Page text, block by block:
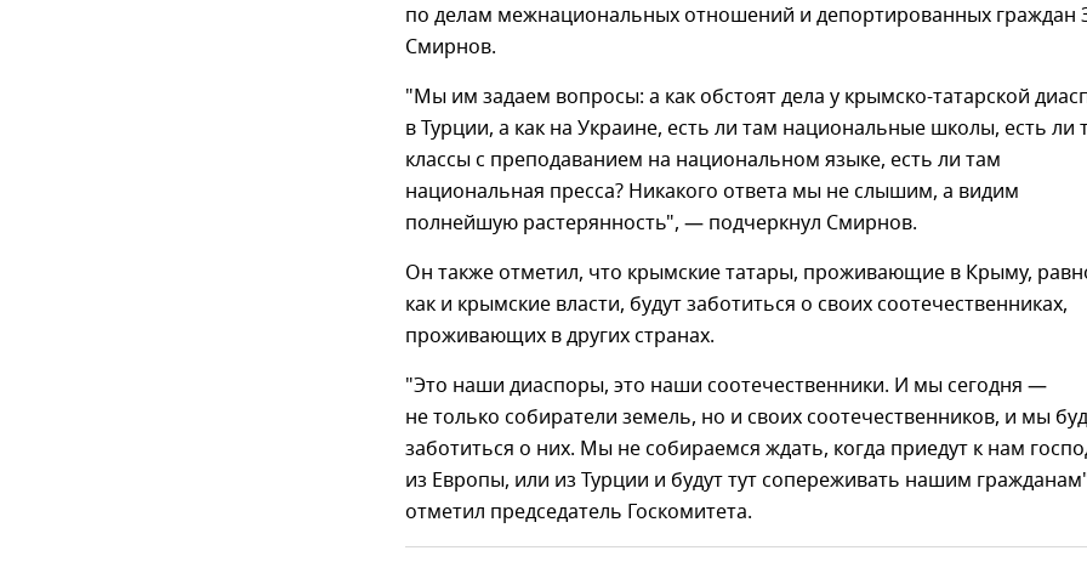
по делам межнациональных отношений и депортированных граждан
Смирнов.
"Мы им задаем вопросы: а как обстоят дела у крымско-татарской
в Турции, а как на Украине, есть ли там национальные школы, есть ли
классы с преподаванием на национальном языке, есть ли там
национальная пресса? Никакого ответа мы не слышим, а видим
полнейшую растерянность", — подчеркнул Смирнов.
Он также отметил, что крымские татары, проживающие в Крыму,
как и крымские власти, будут заботиться о своих соотечественниках,
проживающих в других странах.
"Это наши диаспоры, это наши соотечественники. И мы сегодня —
не только собиратели земель, но и своих соотечественников, и мы
заботиться о них. Мы не собираемся ждать, когда приедут к нам
из Европы, или из Турции и будут тут сопереживать нашим
отметил председатель Госкомитета.